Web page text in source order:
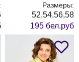
Размеры:
52,54,56,58
195 бел.руб